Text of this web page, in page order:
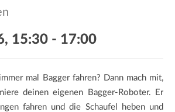
15:30 - 17:00
mal Bagger fahren? Dann mach mit,
deinen eigenen Bagger-Roboter. Er
fahren und die Schaufel heben und